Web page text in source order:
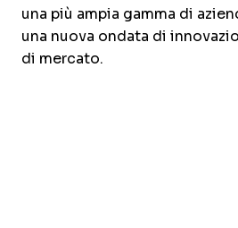
una più ampia gamma di
una nuova ondata di
di mercato.